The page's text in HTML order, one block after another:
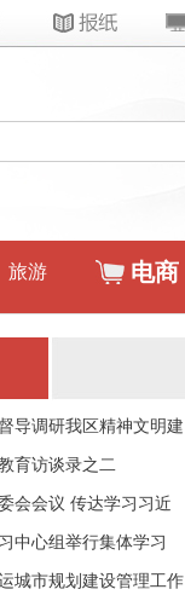
旅游 电商
导调研我区精神文明建
育访谈录之二
会会议 传达学习习近
中心组举行集体学习
城市规划建设管理工作